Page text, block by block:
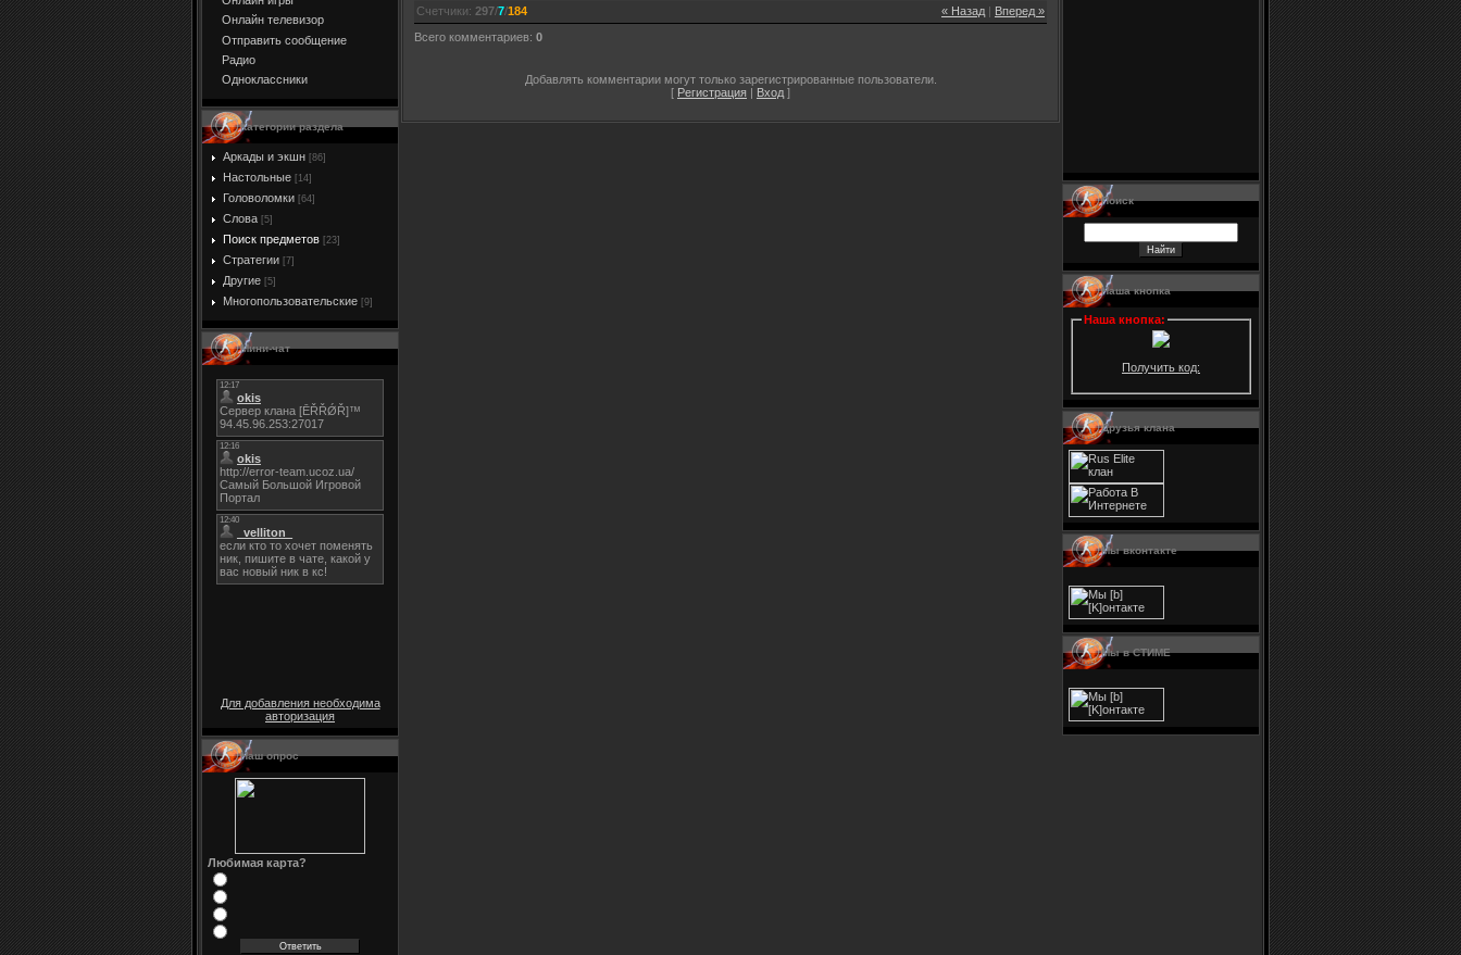
Онлайн телевизор
Отправить сообщение
Радио
Одноклассники
Категории раздела
Аркады и экшн [86]
Настольные [14]
Головоломки [64]
Слова [5]
Поиск предметов [23]
Стратегии [7]
Другие [5]
Многопользовательские [9]
Мини-чат
Для добавления необходима
авторизация
Наш опрос
Любимая карта?
« Назад Вперед »
Счетчики: 297/7/184
Всего комментариев: 0
Добавлять комментарии могут только зарегистрированные пользователи.
[ Регистрация Вход ]
Поиск
Наша кнопка
Наша кнопка:
Получить код:
Друзья клана
Мы вконтакте
Мы в СТИМЕ